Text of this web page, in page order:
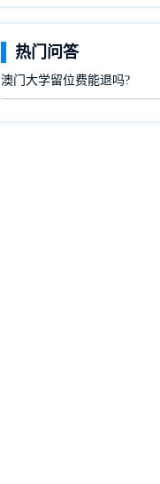
热门问答
澳门大学留位费能退吗?